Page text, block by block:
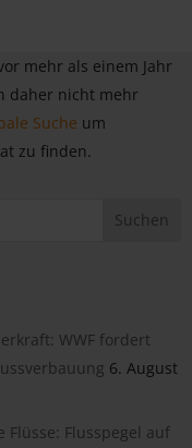
mehr als einem Jahr
daher nicht mehr
Suche um
zu finden.
WWF fordert
6. August
Flüsse: Flusspegel auf